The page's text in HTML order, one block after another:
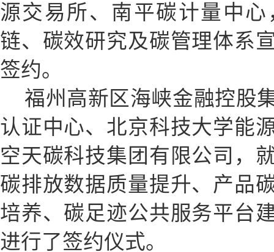
源交易所、南平碳计量中
链、碳效研究及碳管理体系
签约。
福州高新区海峡金融控股
认证中心、北京科技大学能
空天碳科技集团有限公司，
碳排放数据质量提升、产品
培养、碳足迹公共服务平台
进行了签约仪式。